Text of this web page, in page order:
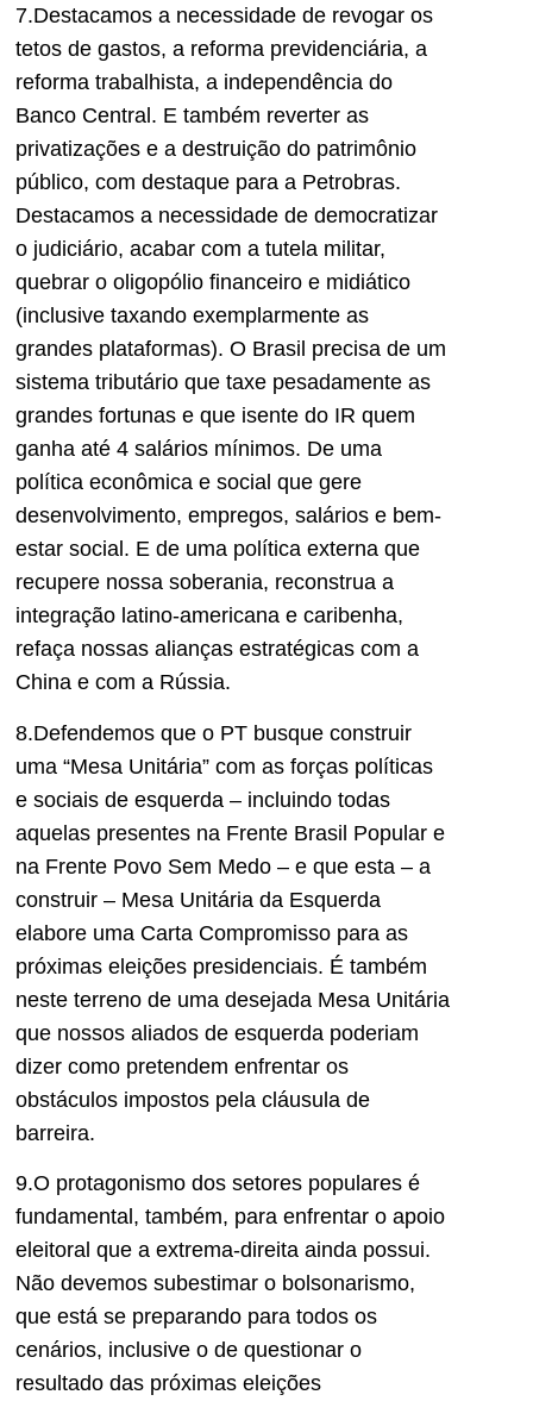
7.Destacamos a necessidade de revogar os
tetos de gastos, a reforma previdenciária, a
reforma trabalhista, a independência do
Banco Central. E também reverter as
privatizações e a destruição do patrimônio
público, com destaque para a Petrobras.
Destacamos a necessidade de democratizar
o judiciário, acabar com a tutela militar,
quebrar o oligopólio financeiro e midiático
(inclusive taxando exemplarmente as
grandes plataformas). O Brasil precisa de um
sistema tributário que taxe pesadamente as
grandes fortunas e que isente do IR quem
ganha até 4 salários mínimos. De uma
política econômica e social que gere
desenvolvimento, empregos, salários e bem-
estar social. E de uma política externa que
recupere nossa soberania, reconstrua a
integração latino-americana e caribenha,
refaça nossas alianças estratégicas com a
China e com a Rússia.
8.Defendemos que o PT busque construir
uma “Mesa Unitária” com as forças políticas
e sociais de esquerda – incluindo todas
aquelas presentes na Frente Brasil Popular e
na Frente Povo Sem Medo – e que esta – a
construir – Mesa Unitária da Esquerda
elabore uma Carta Compromisso para as
próximas eleições presidenciais. É também
neste terreno de uma desejada Mesa Unitária
que nossos aliados de esquerda poderiam
dizer como pretendem enfrentar os
obstáculos impostos pela cláusula de
barreira.
9.O protagonismo dos setores populares é
fundamental, também, para enfrentar o apoio
eleitoral que a extrema-direita ainda possui.
Não devemos subestimar o bolsonarismo,
que está se preparando para todos os
cenários, inclusive o de questionar o
resultado das próximas eleições